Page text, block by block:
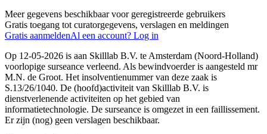
Meer gegevens beschikbaar voor geregistreerde gebruikers
Gratis toegang tot curatorgegevens, verslagen en meldingen
Gratis aanmeldenAl een account? Log in
Op 12-05-2026 is aan Skilllab B.V. te Amsterdam (Noord-Holland)
voorlopige surseance verleend. Als bewindvoerder is aangesteld mr
M.N. de Groot. Het insolventienummer van deze zaak is
S.13/26/1040. De (hoofd)activiteit van Skilllab B.V. is
dienstverlenende activiteiten op het gebied van
informatietechnologie. De surseance is omgezet in een faillissement.
Er zijn (nog) geen verslagen beschikbaar.